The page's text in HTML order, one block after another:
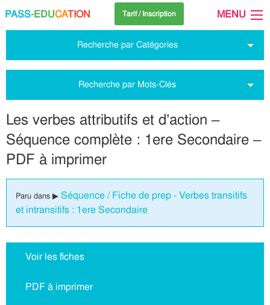
PASS-EDUCATION Tarif / Inscription MENU
Recherche par Catégories
Recherche par Mots-Clés
Les verbes attributifs et d’action –
Séquence complète : 1ere Secondaire –
PDF à imprimer
Paru dans ▶ Séquence / Fiche de prep - Verbes transitifs
et intransitifs : 1ere Secondaire
Voir les fiches
PDF à imprimer